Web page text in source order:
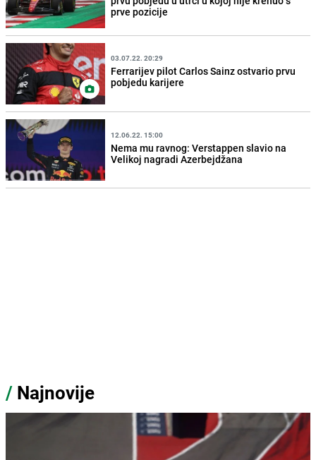
prve pozicije
03.07.22. 20:29
Ferrarijev pilot Carlos Sainz ostvario prvu
pobjedu karijere
12.06.22. 15:00
Nema mu ravnog: Verstappen slavio na
Velikoj nagradi Azerbejdžana
/ Najnovije